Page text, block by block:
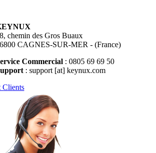
chemin des Gros Buaux
CAGNES-SUR-MER - (France)
Commercial : 0805 69 69 50
: support [at] keynux.com
Clients